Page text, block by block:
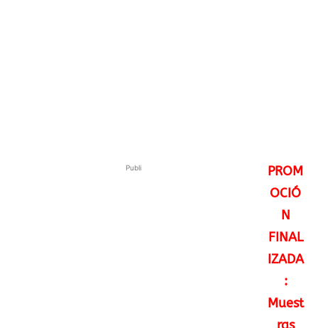
Publi
PROM
OCIÓ
N
FINAL
IZADA
:
Muest